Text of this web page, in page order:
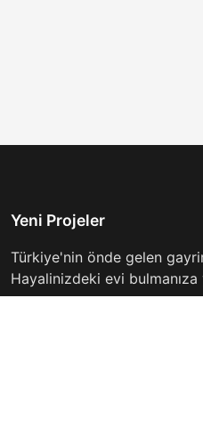
Yeni Projeler
Türkiye'nin önde gelen
Hayalinizdeki evi bulmanıza